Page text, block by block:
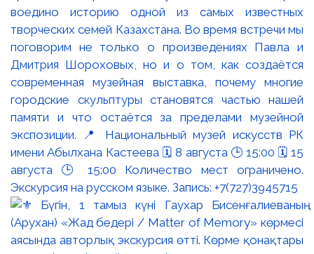
воедино историю одной из самых известных
творческих семей Казахстана. Во время встречи мы
поговорим не только о произведениях Павла и
Дмитрия Шороховых, но и о том, как создаётся
современная музейная выставка, почему многие
городские скульптуры становятся частью нашей
памяти и что остаётся за пределами музейной
экспозиции. 📍 Национальный музей искусств РК
имени Абылхана Кастеева 🗓 8 августа 🕒 15:00 🗓 15
августа 🕒 15:00 Количество мест ограничено.
Экскурсия на русском языке. Запись: +7(727)3945715